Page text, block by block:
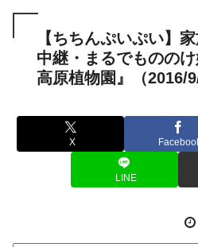
【ちちんぷいぷい】
中継・まるでものの
高原植物園』（2016/9/
X
LINE